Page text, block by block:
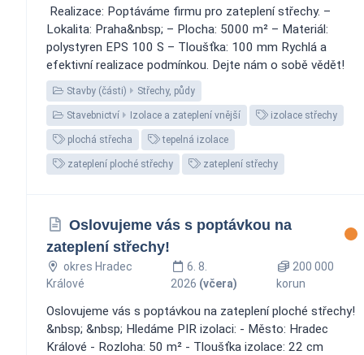
️ Realizace: Poptáváme firmu pro zateplení střechy. –
Lokalita: Praha&nbsp; – Plocha: 5000 m² – Materiál:
polystyren EPS 100 S – Tloušťka: 100 mm Rychlá a
efektivní realizace podmínkou. Dejte nám o sobě vědět!
Stavby (části) Střechy, půdy
Stavebnictví Izolace a zateplení vnější izolace střechy
plochá střecha tepelná izolace
zateplení ploché střechy zateplení střechy
Oslovujeme vás s poptávkou na
zateplení střechy!
okres Hradec
Králové
6. 8.
2026 (včera)
200 000
korun
Oslovujeme vás s poptávkou na zateplení ploché střechy!
&nbsp; &nbsp; Hledáme PIR izolaci: - Město: Hradec
Králové - Rozloha: 50 m² - Tloušťka izolace: 22 cm